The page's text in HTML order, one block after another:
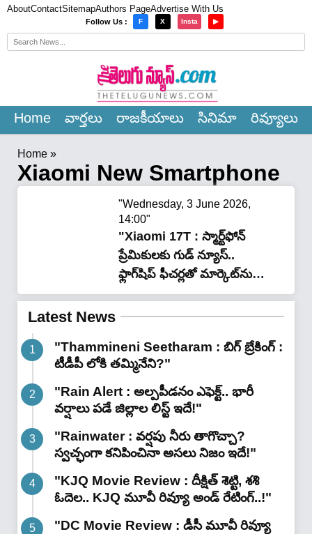
AboutContactSitemapAuthors PageAdvertise With Us
Follow Us : F X Insta ▶
Home వార్త‌లు రాజ‌కీయాలు సినిమా రివ్యూలు
Home »
Xiaomi New Smartphone
"Wednesday, 3 June 2026,
14:00"
"Xiaomi 17T : స్మార్ట్‌ఫోన్
ప్రేమికులకు గుడ్ న్యూస్..
ఫ్లాగ్‌షిప్ ఫీచర్లతో మార్కెట్‌ను
షేక్ చేయనున్న కొత్త ఫోన్"
Latest News
"Thammineni Seetharam : బిగ్ బ్రేకింగ్ :
టీడీపీ లోకి తమ్మినేని?"
"Rain Alert : అల్పపీడనం ఎఫెక్ట్.. భారీ
వర్షాలు పడే జిల్లాల లిస్ట్ ఇదే!"
"Rainwater : వర్షపు నీరు తాగొచ్చా?
స్వచ్ఛంగా కనిపించినా అసలు నిజం ఇదే!"
"KJQ Movie Review : దీక్షిత్ శెట్టి, శశి
ఓదెల.. KJQ మూవీ రివ్యూ అండ్ రేటింగ్‌..!"
"DC Movie Review : డీసీ మూవీ రివ్యూ